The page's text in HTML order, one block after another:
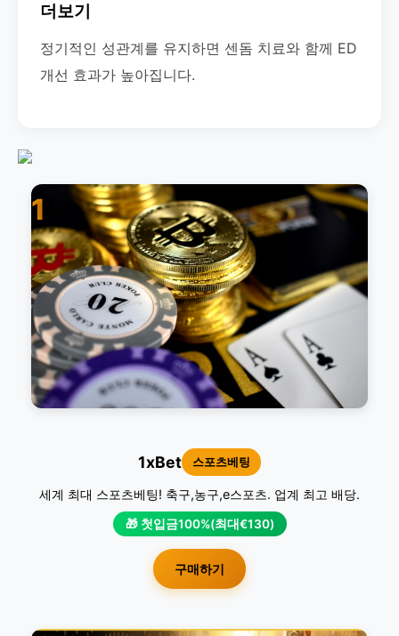
더보기
정기적인 성관계를 유지하면 센돔 치료와 함께 ED
개선 효과가 높아집니다.
1
1xBet 스포츠베팅
세계 최대 스포츠베팅! 축구,농구,e스포츠. 업계 최고 배당.
🎁 첫입금100%(최대€130)
구매하기